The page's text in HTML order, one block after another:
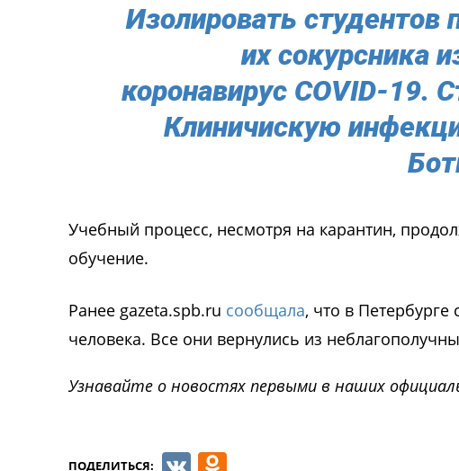
Изолировать студентов
их сокурсника
коронавирус COVID-19.
Клиничискую
Учебный процесс, несмотря на карантин,
обучение.
Ранее gazeta.spb.ru сообщала, что в
человека. Все они вернулись из
Узнавайте о новостях первыми в наших
ПОДЕЛИТЬСЯ: